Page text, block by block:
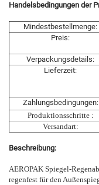
Handelsbedingungen der
Mindestbestellmenge:
Preis:
Verpackungsdetails:
Lieferzeit:
Zahlungsbedingungen:
Produktionsschritte :
Versandart:
Beschreibung:
AEROPAK Spiegel-
regenfest für den